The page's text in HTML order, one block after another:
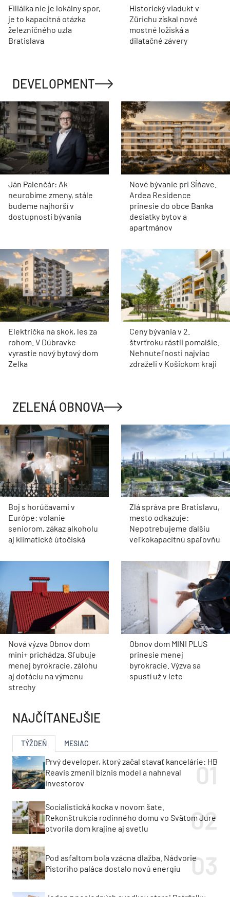
Filiálka nie je lokálny spor,
je to kapacitná otázka
železničného uzla
Bratislava
Historický viadukt v
Zürichu získal nové
mostné ložiská a
dilatačné závery
DEVELOPMENT
Ján Palenčár: Ak
neurobíme zmeny, stále
budeme najhorší v
dostupnosti bývania
Nové bývanie pri Sĺňave.
Ardea Residence
prinesie do obce Banka
desiatky bytov a
apartmánov
Električka na skok, les za
rohom. V Dúbravke
vyrastie nový bytový dom
Zelka
Ceny bývania v 2.
štvrťroku rástli pomalšie.
Nehnuteľnosti najviac
zdraželi v Košickom kraji
ZELENÁ OBNOVA
Boj s horúčavami v
Európe: volanie
seniorom, zákaz alkoholu
aj klimatické útočiská
Zlá správa pre Bratislavu,
mesto odkazuje:
Nepotrebujeme ďalšiu
veľkokapacitnú spaľovňu
Nová výzva Obnov dom
mini+ prichádza. Sľubuje
menej byrokracie, zálohu
aj dotáciu na výmenu
strechy
Obnov dom MINI PLUS
prinesie menej
byrokracie. Výzva sa
spustí už v lete
NAJČÍTANEJŠIE
TÝŽDEŇ MESIAC
Prvý developer, ktorý začal stavať kancelárie: HB
Reavis zmenil biznis model a nahneval
investorov
Socialistická kocka v novom šate.
Rekonštrukcia rodinného domu vo Svätom Jure
otvorila dom krajine aj svetlu
Pod asfaltom bola vzácna dlažba. Nádvorie
Pistoriho paláca dostalo novú energiu